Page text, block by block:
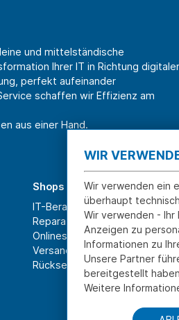
und mittelständische
Ihrer IT in Richtung digitaler
perfekt aufeinander
schaffen wir Effizienz am
aus einer Hand.
Shops
IT-Beratung und Service
Reparatur
Onlineshop
Versand- und Zahlarten
Rücksendung und Widerruf
WIR
Wir verwenden ein
überhaupt
Wir verwenden -
Anzeigen zu
Informationen zu
Unsere Partner
bereitgestellt
Weitere